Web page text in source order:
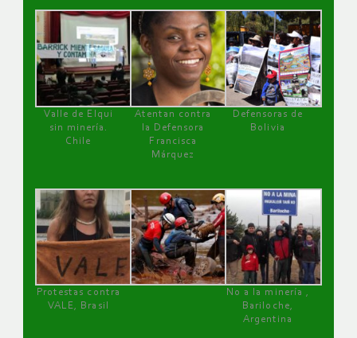
Valle de Elqui
sin minería.
Chile
Atentan contra
la Defensora
Francisca
Márquez
Defensoras de
Bolivia
Protestas contra
VALE, Brasil
No a la minería ,
Bariloche,
Argentina